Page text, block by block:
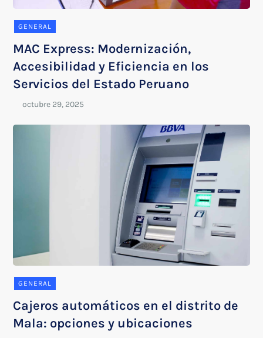
GENERAL
MAC Express: Modernización,
Accesibilidad y Eficiencia en los
Servicios del Estado Peruano
GENERAL
Cajeros automáticos en el distrito de
Mala: opciones y ubicaciones